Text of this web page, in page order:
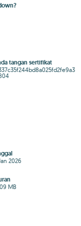
tangan sertifikat
2026
MB